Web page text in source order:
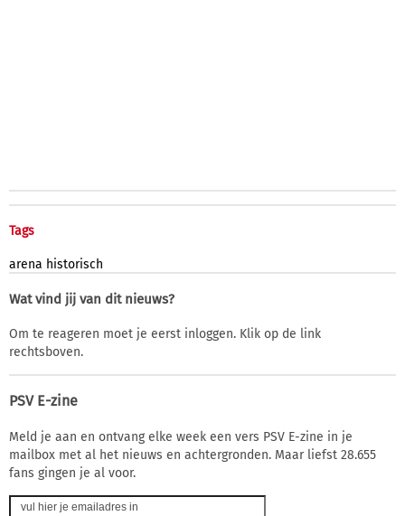
Tags
arena historisch
Wat vind jij van dit nieuws?
Om te reageren moet je eerst inloggen. Klik op de link
rechtsboven.
PSV E-zine
Meld je aan en ontvang elke week een vers PSV E-zine in je
mailbox met al het nieuws en achtergronden. Maar liefst 28.655
fans gingen je al voor.